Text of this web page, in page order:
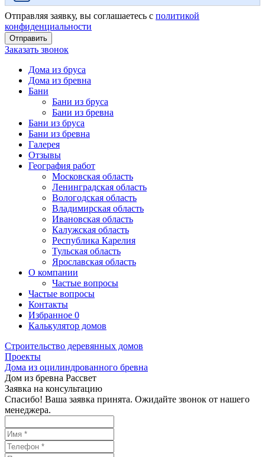
Отправляя заявку, вы соглашаетесь с политикой
конфиденциальности
Заказать звонок
Дома из бруса
Дома из бревна
Бани
Бани из бруса
Бани из бревна
Бани из бруса
Бани из бревна
Галерея
Отзывы
География работ
Московская область
Ленинградская область
Вологодская область
Владимирская область
Ивановская область
Калужская область
Республика Карелия
Тульская область
Ярославская область
О компании
Частые вопросы
Частые вопросы
Контакты
Избранное 0
Калькулятор домов
Строительство деревянных домов
Проекты
Дома из оцилиндрованного бревна
Дом из бревна Рассвет
Заявка на консультацию
Спасибо! Ваша заявка принята. Ожидайте звонок от нашего
менеджера.